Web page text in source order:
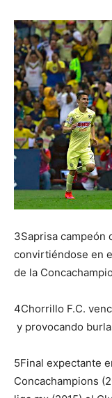
3Saprisa campeón
convirtiéndose en
de la
4Chorrillo F.C.
y provocando
5Final expectante
Concachampions